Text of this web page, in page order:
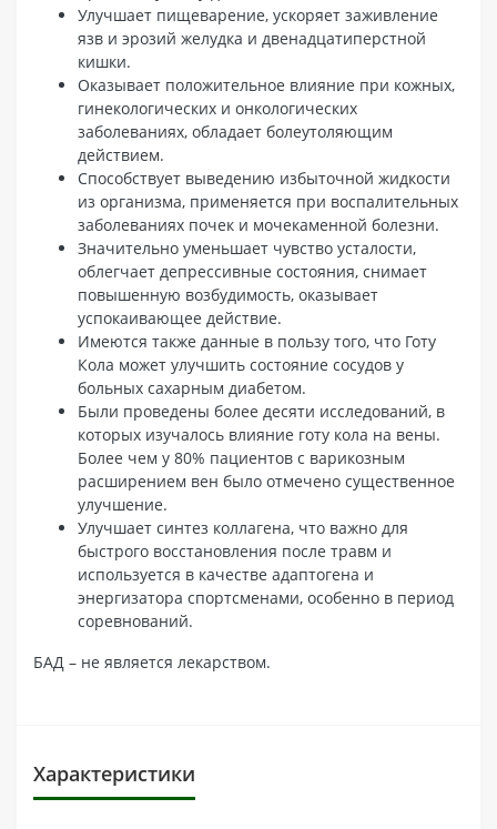
Улучшает пищеварение, ускоряет заживление
язв и эрозий желудка и двенадцатиперстной
кишки.
Оказывает положительное влияние при кожных,
гинекологических и онкологических
заболеваниях, обладает болеутоляющим
действием.
Способствует выведению избыточной жидкости
из организма, применяется при воспалительных
заболеваниях почек и мочекаменной болезни.
Значительно уменьшает чувство усталости,
облегчает депрессивные состояния, снимает
повышенную возбудимость, оказывает
успокаивающее действие.
Имеются также данные в пользу того, что Готу
Кола может улучшить состояние сосудов у
больных сахарным диабетом.
Были проведены более десяти исследований, в
которых изучалось влияние готу кола на вены.
Более чем у 80% пациентов с варикозным
расширением вен было отмечено существенное
улучшение.
Улучшает синтез коллагена, что важно для
быстрого восстановления после травм и
используется в качестве адаптогена и
энергизатора спортсменами, особенно в период
соревнований.
БАД – не является лекарством.
Характеристики